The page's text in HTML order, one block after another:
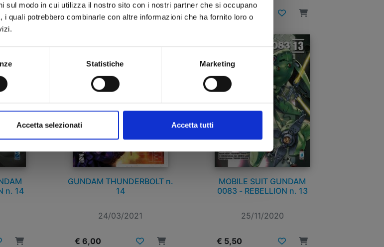
sul modo in cui utilizza il nostro sito con i nostri partner che si occupano
quali potrebbero combinarle con altre informazioni che ha fornito loro o
Statistiche Marketing
Accetta selezionati Accetta tutti
€ 6,00 € 5,50
n. 14
GUNDAM THUNDERBOLT n.
14
24/03/2021
€ 6,00
MOBILE SUIT GUNDAM
0083 - REBELLION n. 13
25/11/2020
€ 5,50